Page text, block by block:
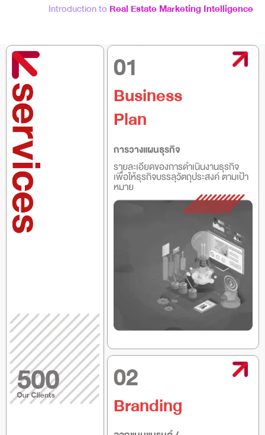
Introduction to Real Estate Marketing Intelligence
01
Business
Plan
การวางแผนธุรกิจ
รายละเอียดของการดำเนินงานธุรกิจ
เพื่อให้ธุรกิจบรรลุวัตถุประสงค์ ตามเป้า
หมาย
02
Branding